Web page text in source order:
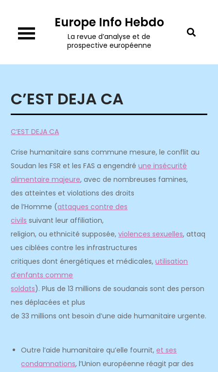
content
Europe Info Hebdo
La revue d’analyse et de
prospective européenne
C’EST DEJA CA
C’EST DEJA CA
Crise humanitaire sans commune mesure, le conflit au
Soudan les FSR et les FAS a engendréune insécurité
alimentaire majeure, avec de nombreuses famines,
des atteintes et violations des droits
de l’Homme (attaques contre des
civils suivant leur affiliation,
religion, ou ethnicité supposée,violences sexuelles, attaq
ues ciblées contre les infrastructures
critiques dont énergétiques et médicales,utilisation
d’enfants comme
soldats). Plus de 13 millions de soudanais sont des person
nes déplacées et plus
de 33 millions ont besoin d’une aide humanitaire urgente.
Outre l’aide humanitaire qu’elle fournit, et ses
condamnations, l’Union européenne réagit par des